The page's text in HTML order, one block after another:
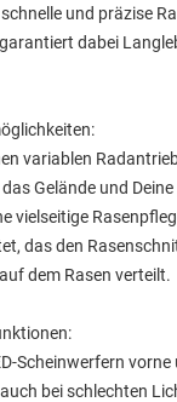
und präzise
dabei
variablen
Gelände und
vielseitige
das den
dem Rasen verteilt.
Scheinwerfern vorne
bei schlechten